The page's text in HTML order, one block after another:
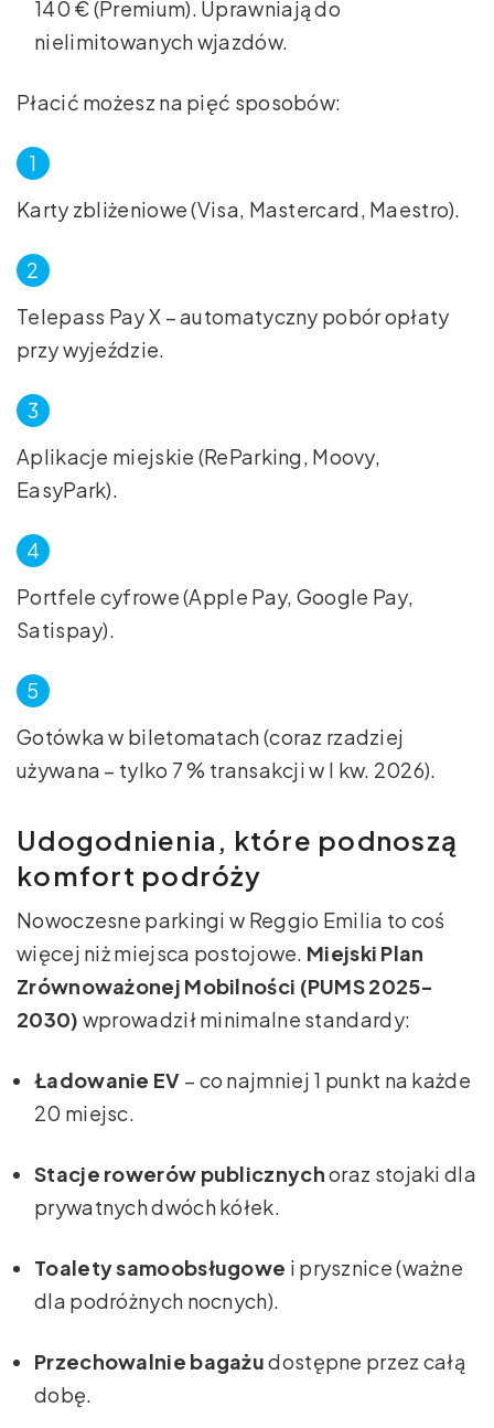
140 € (Premium). Uprawniają do
nielimitowanych wjazdów.
Płacić możesz na pięć sposobów:
Karty zbliżeniowe (Visa, Mastercard, Maestro).
Telepass Pay X – automatyczny pobór opłaty
przy wyjeździe.
Aplikacje miejskie (ReParking, Moovy,
EasyPark).
Portfele cyfrowe (Apple Pay, Google Pay,
Satispay).
Gotówka w biletomatach (coraz rzadziej
używana – tylko 7 % transakcji w I kw. 2026).
Udogodnienia, które podnoszą
komfort podróży
Nowoczesne parkingi w Reggio Emilia to coś
więcej niż miejsca postojowe. Miejski Plan
Zrównoważonej Mobilności (PUMS 2025-
2030) wprowadził minimalne standardy:
Ładowanie EV – co najmniej 1 punkt na każde
20 miejsc.
Stacje rowerów publicznychoraz stojaki dla
prywatnych dwóch kółek.
Toalety samoobsługowe i prysznice (ważne
dla podróżnych nocnych).
Przechowalnie bagażudostępne przez całą
dobę.